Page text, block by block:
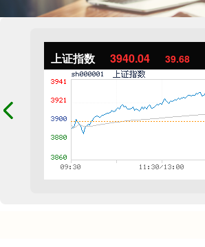
上证指数 3940.04 39.68